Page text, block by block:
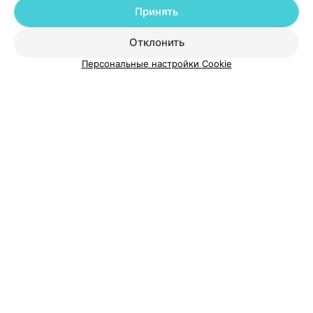
Отклонить
Принять
Персональные настройки Cookie